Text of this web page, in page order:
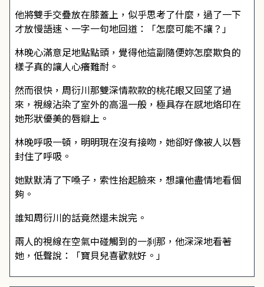
他將雙手交疊放在膝蓋上，似乎思考了什麼，過了一下
才放慢語速、一字一句地回道：「怎麼可能不讓？」
林晚心滿意足地點點頭，覺得他這副隨便妳怎麼欺負的
樣子真的讓人心癢難耐。
然而很快，周衍川那雙深情款款的桃花眼又回望了過
來，視線沾染了室外的高溫一般，極具存在感地烙印在
她形狀優美的唇瓣上。
林晚呼吸一頓，明明現在沒有接吻，她卻好像被人以唇
封住了呼吸。
她默默清了下嗓子，索性抬起臉來，想讓他盡情地看個
夠。
誰知周衍川的話竟然還未說完。
兩人的視線在空氣中碰觸到的一刹那，他深深地看著
她，低聲說：「寶貝兒喜歡就好。」